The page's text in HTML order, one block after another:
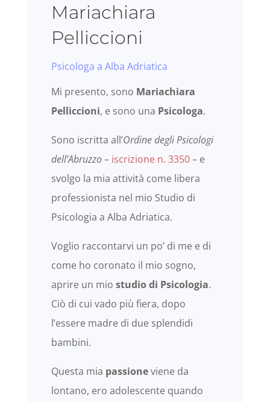
Mariachiara
Pelliccioni
Psicologa a Alba Adriatica
Mi presento, sono Mariachiara
Pelliccioni, e sono una Psicologa.
Sono iscritta all’Ordine degli Psicologi
dell’Abruzzo– iscrizione n. 3350– e
svolgo la mia attività come libera
professionista nel mio Studio di
Psicologia a Alba Adriatica.
Voglio raccontarvi un po’ di me e di
come ho coronato il mio sogno,
aprire un mio studio di Psicologia.
Ciò di cui vado più fiera, dopo
l’essere madre di due splendidi
bambini.
Questa mia passioneviene da
lontano, ero adolescente quando